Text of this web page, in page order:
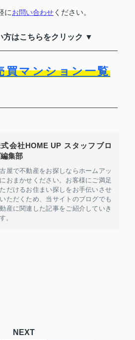
にお問い合わせ ください。
方はこちらをクリック ▼
買マンション一覧
会社HOME UP スタッフブロ
集部
屋で不動産をお探しならホームアッ
おまかせください。お客様にご満足
だけるお住まい探しをお手伝いさせ
ただくため、当サイトのブログでも
産に関連した記事をご紹介していき
。
NEXT